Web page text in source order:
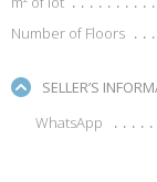
Number of Floors
SELLER’S
WhatsApp